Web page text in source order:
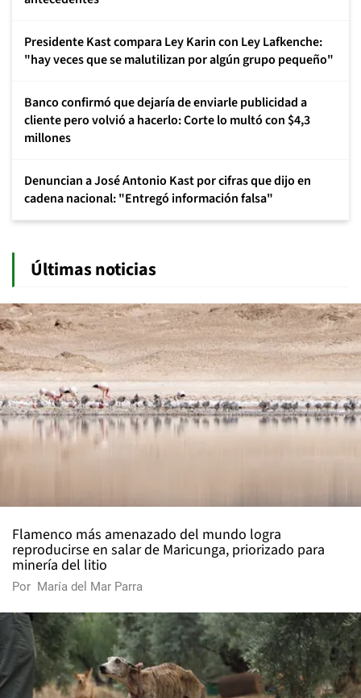
Presidente Kast compara Ley Karin con Ley Lafkenche:
"hay veces que se malutilizan por algún grupo pequeño"
Banco confirmó que dejaría de enviarle publicidad a
cliente pero volvió a hacerlo: Corte lo multó con $4,3
millones
Denuncian a José Antonio Kast por cifras que dijo en
cadena nacional: "Entregó información falsa"
Últimas noticias
Flamenco más amenazado del mundo logra
reproducirse en salar de Maricunga, priorizado para
minería del litio
Por María del Mar Parra